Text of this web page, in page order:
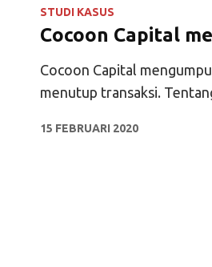
STUDI KASUS
Cocoon Capital
Cocoon Capital
menutup transaksi.
15 FEBRUARI 2020